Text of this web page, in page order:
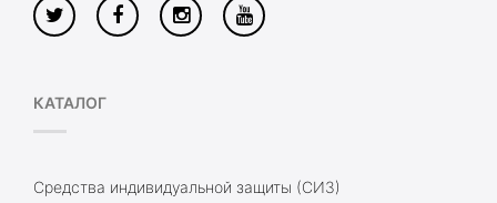
КАТАЛОГ
Средства индивидуальной защиты (СИЗ)